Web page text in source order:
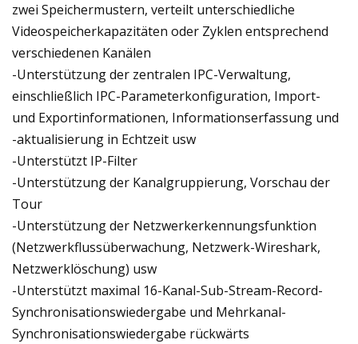
zwei Speichermustern, verteilt unterschiedliche
Videospeicherkapazitäten oder Zyklen entsprechend
verschiedenen Kanälen
-Unterstützung der zentralen IPC-Verwaltung,
einschließlich IPC-Parameterkonfiguration, Import-
und Exportinformationen, Informationserfassung und
-aktualisierung in Echtzeit usw
-Unterstützt IP-Filter
-Unterstützung der Kanalgruppierung, Vorschau der
Tour
-Unterstützung der Netzwerkerkennungsfunktion
(Netzwerkflussüberwachung, Netzwerk-Wireshark,
Netzwerklöschung) usw
-Unterstützt maximal 16-Kanal-Sub-Stream-Record-
Synchronisationswiedergabe und Mehrkanal-
Synchronisationswiedergabe rückwärts